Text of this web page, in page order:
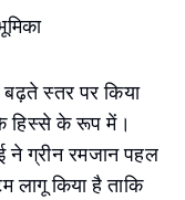
बढ़ते स्तर पर किया
हिस्से के रूप में।
ने ग्रीन रमजान पहल
किया है ताकि